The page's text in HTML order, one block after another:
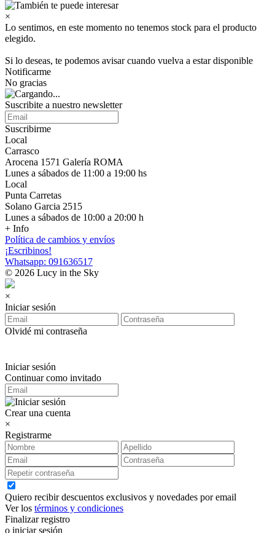
×
Lo sentimos, en este momento no tenemos stock para el producto
elegido.
Si lo deseas, te podemos avisar cuando vuelva a estar disponible
Notificarme
No gracias
Suscribite a nuestro newsletter
Suscribirme
Local
Carrasco
Arocena 1571 Galería ROMA
Lunes a sábados de 11:00 a 19:00 hs
Local
Punta Carretas
Solano Garcia 2515
Lunes a sábados de 10:00 a 20:00 h
+ Info
Política de cambios y envíos
¡Escribinos!
Whatsapp: 091636517
© 2026 Lucy in the Sky
×
Iniciar sesión
Olvidé mi contraseña
Iniciar sesión
Continuar como invitado
Crear una cuenta
×
Registrarme
Quiero recibir descuentos exclusivos y novedades por email
Ver los términos y condiciones
Finalizar registro
o iniciar sesión